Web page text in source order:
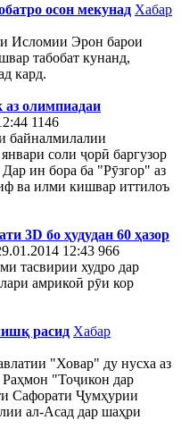
осон мекунад Хабар
Исломии Эрон барои
табобат кунанд,
кард.
аз олимпиадаи
1146
байналмилалии
соли ҷорӣ баргузор
ин бора ба "Рӯзгор" аз
ва илми кишвар иттилоъ
3D бо ҳудудан 60 ҳазор
12:43 966
тасвирии худро дар
амрикоӣ рӯи кор
расид Хабар
"Ховар" ду нусха аз
"Тоҷикон дар
Сафорати Ҷумҳурии
ал-Асад дар шаҳри